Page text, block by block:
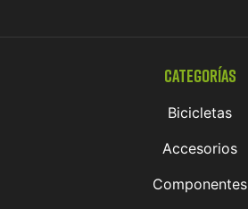
Categorías
Bicicletas
Accesorios
Componentes